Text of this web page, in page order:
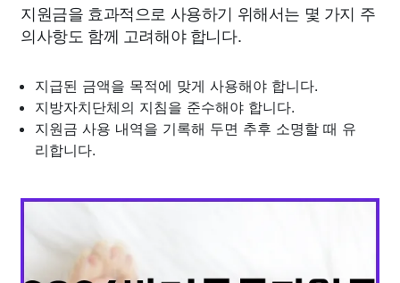
지원금을 효과적으로 사용하기 위해서는 몇 가지 주
의사항도 함께 고려해야 합니다.
지급된 금액을 목적에 맞게 사용해야 합니다.
지방자치단체의 지침을 준수해야 합니다.
지원금 사용 내역을 기록해 두면 추후 소명할 때 유
리합니다.